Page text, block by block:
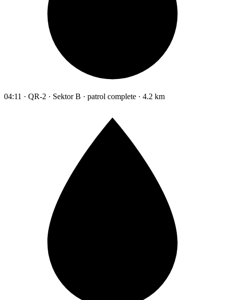
04:11 · QR-2 · Sektor B · patrol complete · 4.2 km